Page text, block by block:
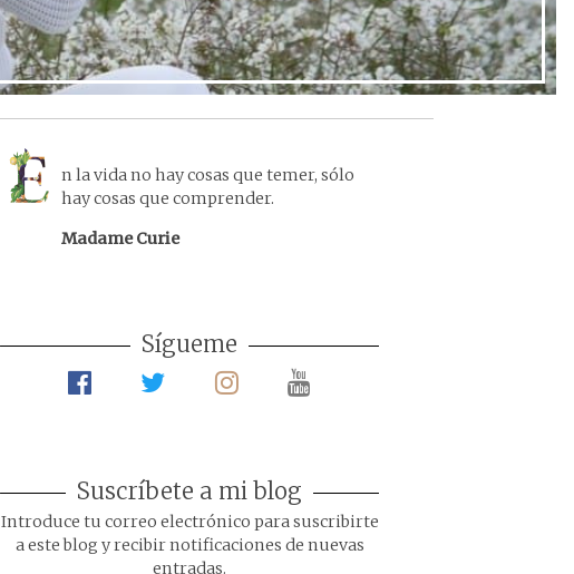
n la vida no hay cosas que temer, sólo
hay cosas que comprender.
Madame Curie
Sígueme
Suscríbete a mi blog
Introduce tu correo electrónico para suscribirte
a este blog y recibir notificaciones de nuevas
entradas.